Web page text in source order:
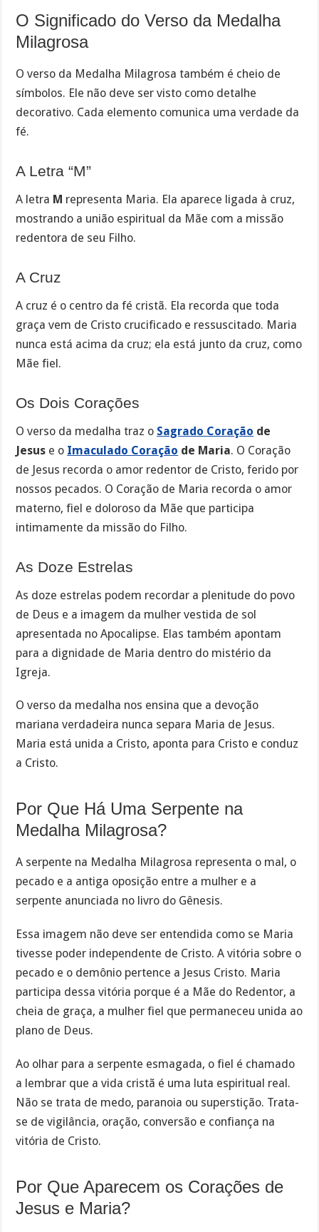
O Significado do Verso da Medalha
Milagrosa
O verso da Medalha Milagrosa também é cheio de
símbolos. Ele não deve ser visto como detalhe
decorativo. Cada elemento comunica uma verdade da
fé.
A Letra “M”
A letra M representa Maria. Ela aparece ligada à cruz,
mostrando a união espiritual da Mãe com a missão
redentora de seu Filho.
A Cruz
A cruz é o centro da fé cristã. Ela recorda que toda
graça vem de Cristo crucificado e ressuscitado. Maria
nunca está acima da cruz; ela está junto da cruz, como
Mãe fiel.
Os Dois Corações
O verso da medalha traz o Sagrado Coração de
Jesus e o Imaculado Coração de Maria. O Coração
de Jesus recorda o amor redentor de Cristo, ferido por
nossos pecados. O Coração de Maria recorda o amor
materno, fiel e doloroso da Mãe que participa
intimamente da missão do Filho.
As Doze Estrelas
As doze estrelas podem recordar a plenitude do povo
de Deus e a imagem da mulher vestida de sol
apresentada no Apocalipse. Elas também apontam
para a dignidade de Maria dentro do mistério da
Igreja.
O verso da medalha nos ensina que a devoção
mariana verdadeira nunca separa Maria de Jesus.
Maria está unida a Cristo, aponta para Cristo e conduz
a Cristo.
Por Que Há Uma Serpente na
Medalha Milagrosa?
A serpente na Medalha Milagrosa representa o mal, o
pecado e a antiga oposição entre a mulher e a
serpente anunciada no livro do Gênesis.
Essa imagem não deve ser entendida como se Maria
tivesse poder independente de Cristo. A vitória sobre o
pecado e o demônio pertence a Jesus Cristo. Maria
participa dessa vitória porque é a Mãe do Redentor, a
cheia de graça, a mulher fiel que permaneceu unida ao
plano de Deus.
Ao olhar para a serpente esmagada, o fiel é chamado
a lembrar que a vida cristã é uma luta espiritual real.
Não se trata de medo, paranoia ou superstição. Trata-
se de vigilância, oração, conversão e confiança na
vitória de Cristo.
Por Que Aparecem os Corações de
Jesus e Maria?